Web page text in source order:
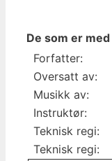
De som er med
Forfatter:
Oversatt av:
Musikk av:
Instruktør:
Teknisk regi:
Teknisk regi: